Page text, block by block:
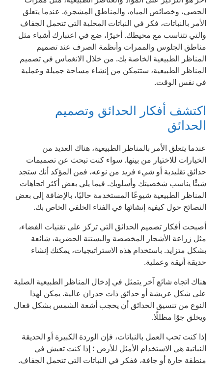
الحصى، وخصائص المياه، والمناطق المشجرة. عندما يتعلق
الأمر بالنباتات، فكر في النباتات المحلية التي تتحمل الجفاف
والتي تتناسب مع محيطك. أخيرًا، ضع في اعتبارك أشياء مثل
مناطق الجلوس والممرات وأنظمة الصرف عند تصميم
المناظر الطبيعية الخاصة بك. من خلال الانغماس في تصميم
المناظر الطبيعية، ستتمكن من إنشاء مساحة جميلة وعملية
في نفس الوقت.
اكتشف أفكار الحدائق وتصميم
الحدائق
عندما يتعلق الأمر بالمناظر الطبيعية، هناك العديد من
الخيارات للاختيار من بينها. سواء كنت تبحث عن تصميمات
حدائق تقليدية أو شيء فريد من نوعه، فمن المؤكد أنك ستجد
شيئًا يناسب شخصيتك وأسلوبك. فيما يلي بعض أكثر اتجاهات
المناظر الطبيعية شيوعًا المستخدمة حاليًا، بالإضافة إلى بعض
النصائح حول كيفية إنشائها في الفناء الخلفي الخاص بك.
أصبحت أفكار تصميم الحدائق التي تركز على تقنيات الفضاء،
مثل زراعة الأشجار المخصصة والبستنة الحضرية، شائعة
بشكل متزايد. باستخدام هذه الاستراتيجيات، يمكنك إنشاء
حديقة أنيقة وعملية.
هناك اتجاه شائع آخر يتمثل في إدخال المناظر الطبيعية الصلبة
على شكل عريشة أو حدائق ذات جدران عالية. يمكن لهذا
النوع من تنسيق الحدائق أن يحجب أشعة الشمس بشكل فعال
ويخلق جوًا مظللًا.
إذا كنت تحب العمل بالنباتات، فإن الوردة الكبيرة أو الحديقة
النباتية هي الاستخدام الأمثل للأرض ؛ إذا كنت تعيش في
منطقة حارة أو جافة، ففكر في النباتات التي تتحمل الجفاف.